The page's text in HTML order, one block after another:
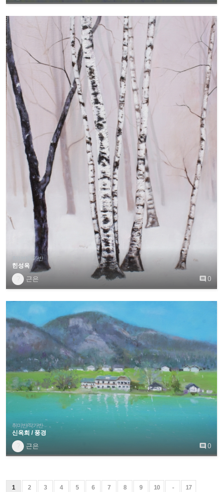
취미반/작가반
힌성옥
근은  0
취미반/작가반
신옥희 / 풍경
근은  0
1 2 3 4 5 6 7 8 9 10 - 17